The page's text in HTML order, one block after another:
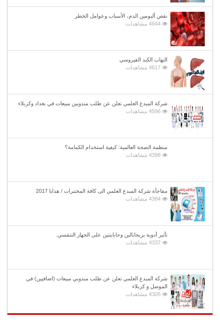
نقص ألبومين الدم، الأسباب وعوامل الخطر
4644 مشاهدات
التهاب الكبد الفيروسي
4617 مشاهدات
شركة المبدع العلمي تعلن عن طلب مندوبين مبيعات في بغداد وكربلاء
4596 مشاهدات
منظمة الصحة العالمية: كيفية استخدام الكمامة؟
4398 مشاهدات
مفاجأة شركة المبدع العلمي الى كافة المختبرات / هدايا 2017
4384 مشاهدات
تأثير أدوية بريجابالين وجابابنتين على الجهاز التنفسي.
4337 مشاهدات
شركة المبدع العلمي تعلن عن طلب مندوبي مبيعات (اضافيين) في
الموصل و كربلاء
4305 مشاهدات